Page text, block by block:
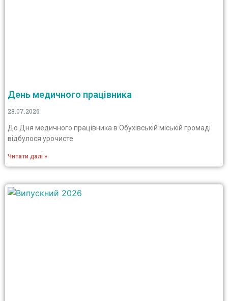
День медичного працівника
28.07.2026
До Дня медичного працівника в Обухівській міській громаді
відбулося урочисте
Читати далі »